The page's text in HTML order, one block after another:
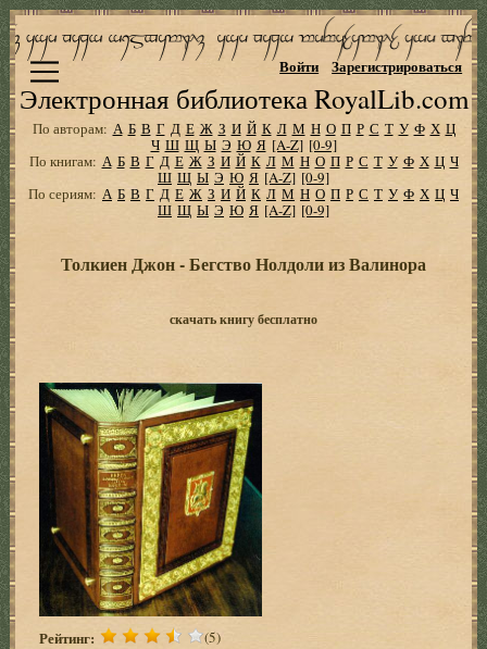
Электронная библиотека RoyalLib.com
Войти Зарегистрироваться
По авторам: А Б В Г Д Е Ж З И Й К Л М Н О П Р С Т У Ф Х Ц
Ч Ш Щ Ы Э Ю Я [A-Z] [0-9]
По книгам: А Б В Г Д Е Ж З И Й К Л М Н О П Р С Т У Ф Х Ц Ч
Ш Щ Ы Э Ю Я [A-Z] [0-9]
По сериям: А Б В Г Д Е Ж З И Й К Л М Н О П Р С Т У Ф Х Ц Ч
Ш Щ Ы Э Ю Я [A-Z] [0-9]
Толкиен Джон - Бегство Нолдоли из Валинора
скачать книгу бесплатно
Рейтинг: (5)